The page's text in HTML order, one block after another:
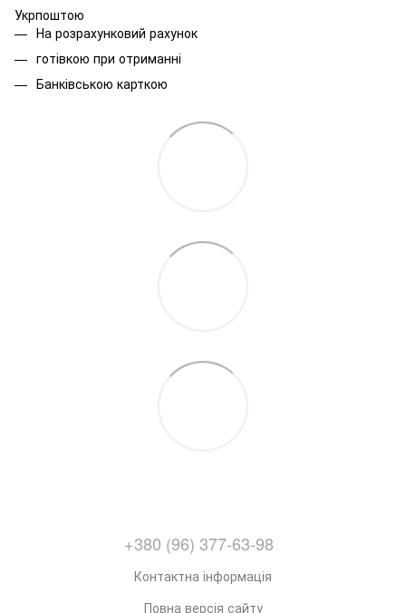
Укрпоштою
На розрахунковий рахунок
готівкою при отриманні
Банківською карткою
+380 (96) 377-63-98
Контактна інформація
Повна версія сайту